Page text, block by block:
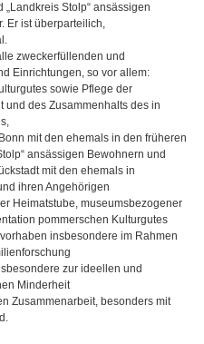
„Landkreis Stolp“ ansässigen
Er ist überparteilich,
zweckerfüllenden und
Einrichtungen, so vor allem:
sowie Pflege der
und des Zusammenhalts des in
mit den ehemals in den früheren
ansässigen Bewohnern und
mit den ehemals in
ihren Angehörigen
Heimatstube, museumsbezogener
pommerschen Kulturgutes
insbesondere im Rahmen
zur ideellen und
Minderheit
Zusammenarbeit, besonders mit